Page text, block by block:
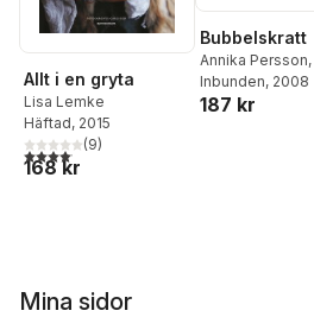
Allt i en gryta
Lisa Lemke
Häftad, 2015
4,1utav 5 stjärnor. Totalt antal röster:
(9)
168 kr
Bubbelskratt
Annika Persson,
Lemke
Inbunden, 2008
187 kr
Mina sidor